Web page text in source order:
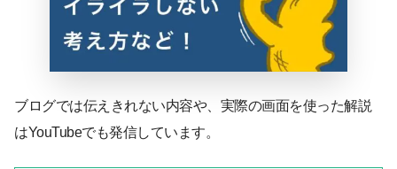
ブログでは伝えきれない内容や、実際の画面を使った解説
はYouTubeでも発信しています。